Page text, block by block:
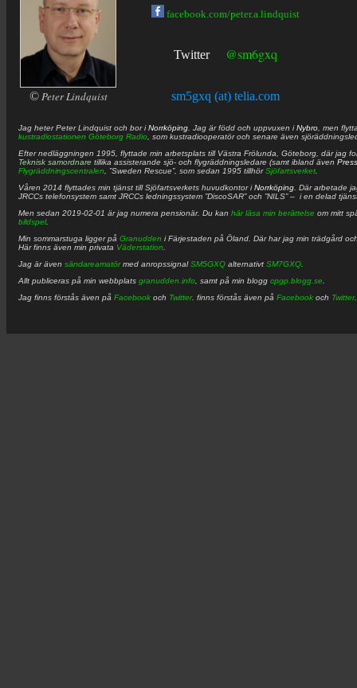
© Peter Lindquist
facebook.com/peter.a.lindquist
Twitter @sm6gxq
sm5gxq (at) telia.com
Jag heterPeter Lindquist och bor iNorrköping . Jag är född och uppvuxen iNybro , men
kustradiostationen Göteborg Radio , som kustradiooperatör och senare även
Efter nedläggningen 1995, flyttade min arbetsplats till Västra Frölunda, Göteborg, där jag
Teknisk samordnare tillika assisterande sjö- och flygräddningsledare (samt ibland även
Flygräddningscentralen , ”Sweden Rescue”, som sedan 1995 tillhörSjöfartsverket
Våren 2014 flyttades min tjänst till Sjöfartsverkets huvudkontor iNorrköping . Där arbetade
JRCCs telefonsystem samt JRCCs ledningssystem ”DiscoSAR” och ”NILS” – i en delad
Men sedan 2019-02-01 är jag numera pensionär. Du kan här läsa min berättelse om mitt
bildspel.
Min sommarstuga ligger på Granudden i Färjestaden på Öland. Där har jag min trädgård
Här finns även min privata Väderstation
Jag är även sändareamatörmed anropssignalSM5GXQ alternativt SM7GXQ
Allt publiceras på min webbplats granudden.info , samt på min blogg cpgp.blogg.se
Jag finns förstås även på Facebook och Twitter. finns förstås även på Facebook och Twitter.